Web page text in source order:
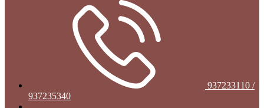
937233110 /
937235340